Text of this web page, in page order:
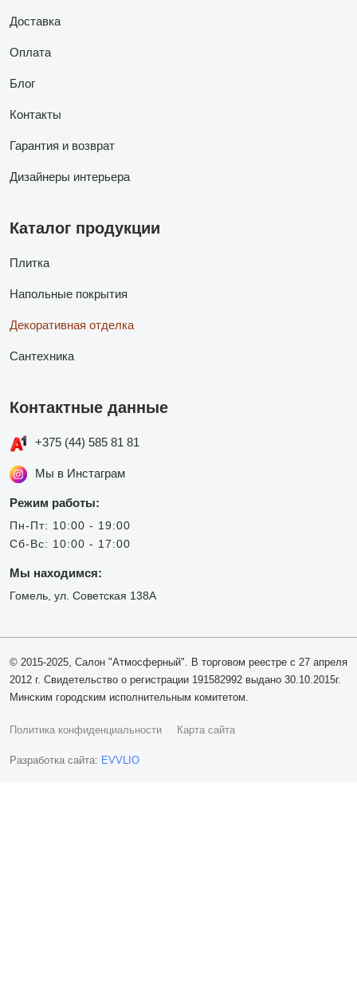
Доставка
Оплата
Блог
Контакты
Гарантия и возврат
Дизайнеры интерьера
Каталог продукции
Плитка
Напольные покрытия
Декоративная отделка
Сантехника
Контактные данные
+375 (44) 585 81 81
Мы в Инстаграм
Режим работы:
Пн-Пт: 10:00 - 19:00
Сб-Вс: 10:00 - 17:00
Мы находимся:
Гомель, ул. Советская 138А
© 2015-2025, Салон "Атмосферный". В торговом реестре с 27 апреля
2012 г. Свидетельство о регистрации 191582992 выдано 30.10.2015г.
Минским городским исполнительным комитетом.
Политика конфиденциальности Карта сайта
Разработка сайта: EVVLIO